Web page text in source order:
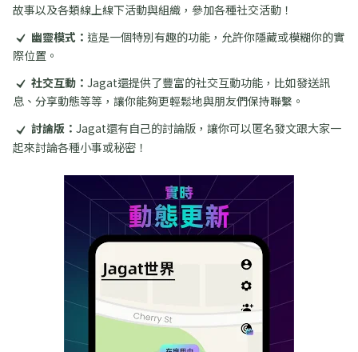
故事以及各類線上線下活動與組織，參加各種社交活動！
幽靈模式： 這是一個特別有趣的功能，允許你隱藏或模糊你的實
際位置。
社交互動： Jagat還提供了豐富的社交互動功能，比如發送訊
息、分享動態等等，讓你能夠更輕鬆地與朋友們保持聯繫。
討論版： Jagat還有自己的討論版，讓你可以匿名發文跟大家一
起來討論各種小事或秘密！